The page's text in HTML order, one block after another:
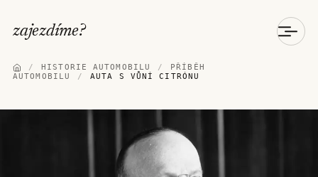
zajezdíme?
/ HISTORIE AUTOMOBILU /
PŘÍBĚH
AUTOMOBILU
/ AUTA S VŮNÍ CITRÓNU